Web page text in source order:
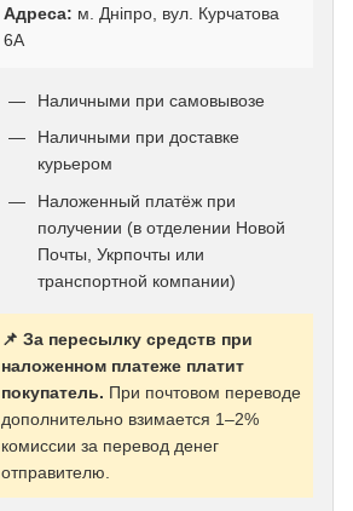
Адреса: м. Дніпро, вул. Курчатова
6А
Наличными при самовывозе
Наличными при доставке
курьером
Наложенный платёж при
получении (в отделении Новой
Почты, Укрпочты или
транспортной компании)
📌 За пересылку средств при
наложенном платеже платит
покупатель. При почтовом переводе
дополнительно взимается 1–2%
комиссии за перевод денег
отправителю.